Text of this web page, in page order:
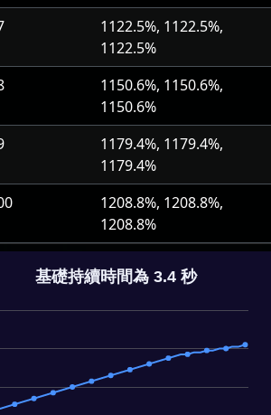
1122.5%, 1122.5%,
1122.5%
1150.6%, 1150.6%,
1150.6%
1179.4%, 1179.4%,
1179.4%
1208.8%, 1208.8%,
1208.8%